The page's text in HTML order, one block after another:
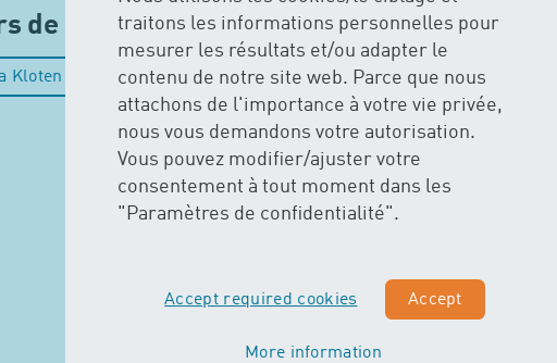
traitons les informations personnelles pour
mesurer les résultats et/ou adapter le
contenu de notre site web. Parce que nous
attachons de l'importance à votre vie privée,
nous vous demandons votre autorisation.
Vous pouvez modifier/ajuster votre
consentement à tout moment dans les
"Paramètres de confidentialité".
Accept required cookies Accept
More information
de natation pour bébés
Kloten Autres cours à Zurich Tous cours